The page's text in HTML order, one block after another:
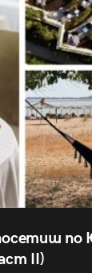
II)